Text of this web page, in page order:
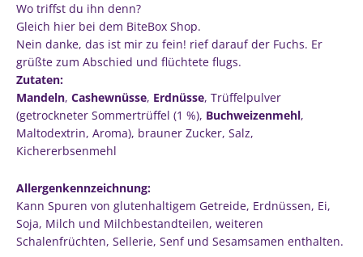
Wo triffst du ihn denn?
Gleich hier bei dem BiteBox Shop.
Nein danke, das ist mir zu fein! rief darauf der Fuchs. Er
grüßte zum Abschied und flüchtete flugs.
Zutaten:
Mandeln, Cashewnüsse, Erdnüsse, Trüffelpulver
(getrockneter Sommertrüffel (1 %), Buchweizenmehl,
Maltodextrin, Aroma), brauner Zucker, Salz,
Kichererbsenmehl
Allergenkennzeichnung:
Kann Spuren von glutenhaltigem Getreide, Erdnüssen, Ei,
Soja, Milch und Milch­bestandteilen, weiteren
Schalenfrüchten, Sellerie, Senf und Sesamsamen enthalten.